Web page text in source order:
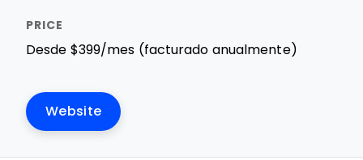
Desde $399/mes (facturado anualmente)
Website